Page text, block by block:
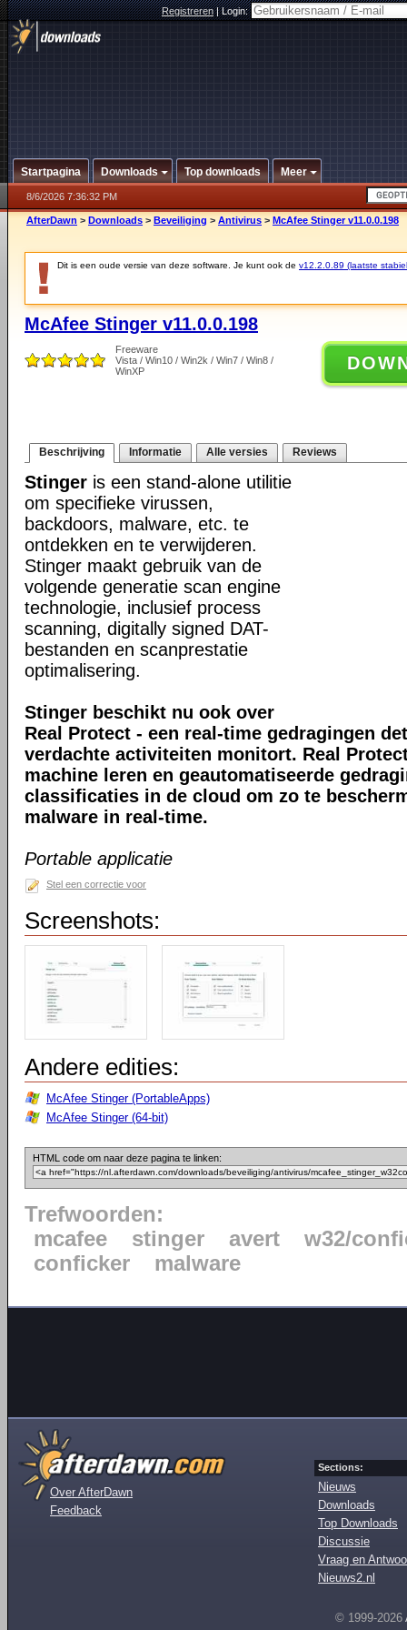
Registreren|Login:
Startpagina Downloads Top downloads Meer
8/6/2026 7:36:32 PM
AfterDawn > Downloads > Beveiliging > Antivirus > McAfee Stinger v11.0.0.198
Dit is een oude versie van deze software. Je kunt ook de v12.2.0.89 (laatste
McAfee Stinger v11.0.0.198
Freeware
Vista / Win10 / Win2k / Win7 / Win8 /
WinXP
Beschrijving Informatie Alle versies Reviews
Stinger is een stand-alone utilitie
om specifieke virussen,
backdoors, malware, etc. te
ontdekken en te verwijderen.
Stinger maakt gebruik van de
volgende generatie scan engine
technologie, inclusief process
scanning, digitally signed DAT-
bestanden en scanprestatie
optimalisering.
Stinger beschikt nu ook over
Real Protect - een real-time gedragingen
verdachte activiteiten monitort. Real
machine leren en geautomatiseerde
classificaties in de cloud om zo te
malware in real-time.
Portable applicatie
Stel een correctie voor
Screenshots:
Andere edities:
McAfee Stinger (PortableApps)
McAfee Stinger (64-bit)
HTML code om naar deze pagina te linken:
Trefwoorden:
mcafee
stinger avert
w32/
conficker
malware
Over AfterDawn
Feedback
Sections:
Nieuws
Downloads
Top Downloads
Discussie
Vraag en
Nieuws2.nl
© 1999-2026